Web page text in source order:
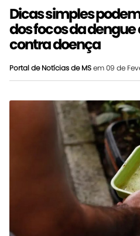
Dicas simples
dos focos da dengue
contra doença
Portal de Notícias de MSem 09 de